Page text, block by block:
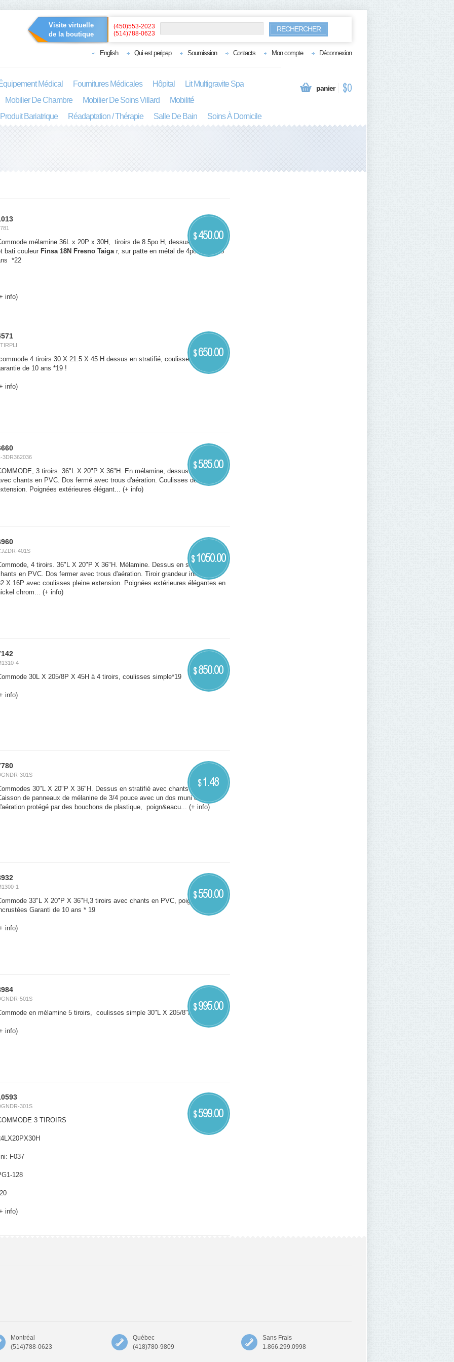
Visite virtuelle
de la boutique
English Qui est peripap Soumission Contacts Mon compte Déconnexion
(450)553-2023
(514)788-0623
RECHERCHER
Médical Fournitures Médicales Hôpital
Lit Multigravite Spa
Mobilier De Chambre
Mobilier De Soins Villard
Mobilité
Produit Bariatrique
Réadaptation / Thérapie Salle De Bain Soins À Domicile
panier $0
$450.00
mélamine 36L x 20P x 30H, tiroirs de 8.5po H, dessus en stratifié
bati couleur Finsa 18N Fresno Taigar, sur patte en métal de 4po garanti 5
*22
info)
$650.00
4 tiroirs 30 X 21.5 X 45 H dessus en stratifié, coulisse simple
de 10 ans *19 !
info)
3DR362036
$585.00
3 tiroirs. 36"L X 20"P X 36"H. En mélamine, dessus en stratifié
chants en PVC. Dos fermé avec trous d'aération. Coulisses de pleine
Poignées extérieures élégant... (+ info)
401S
$1050.00
4 tiroirs. 36"L X 20"P X 36"H. Mélamine. Dessus en stratifié avec
en PVC. Dos fermer avec trous d'aération. Tiroir grandeur intérieur de
X 16P avec coulisses pleine extension. Poignées extérieures élégantes en
chrom... (+ info)
4
$850.00
30L X 205/8P X 45H à 4 tiroirs, coulisses simple*19
info)
301S
$1.48
30"L X 20"P X 36"H. Dessus en stratifié avec chants en PVC.
de panneaux de mélanine de 3/4 pouce avec un dos muni de trous
protégé par des bouchons de plastique, poign&eacu... (+ info)
1
$550.00
33"L X 20"P X 36"H,3 tiroirs avec chants en PVC, poignés
Garanti de 10 ans * 19
info)
501S
$995.00
en mélamine 5 tiroirs, coulisses simple 30"L X 205/8"P X 45"H *19
info)
301S
$599.00
3 TIROIRS
F037
128
info)
Montréal
(514)788-0623
Québec
(418)780-9809
Sans Frais
1.866.299.0998